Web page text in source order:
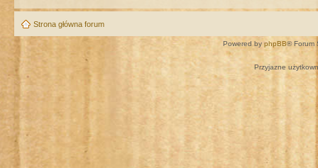
Strona główna forum
Powered by phpBB® Forum
Przyjazne